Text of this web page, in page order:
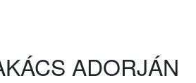
ADORJÁN